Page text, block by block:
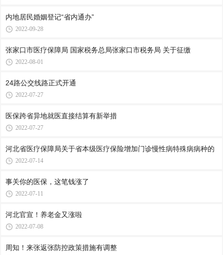
内地居民婚姻登记“省内通办”
2022-09-28
张家口市医疗保障局 国家税务总局张家口市税务局 关于征缴
2022-08-01
24路公交线路正式开通
2022-07-27
医保跨省异地就医直接结算有新举措
2022-07-27
河北省医疗保障局关于省本级医疗保险增加门诊慢性病特殊病病种的
2022-07-14
事关你的医保，这笔钱涨了
2022-07-11
河北官宣！养老金又涨啦
2022-07-08
周知！来张返张防控政策措施有调整